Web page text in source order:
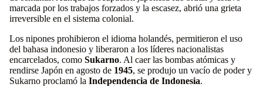
marcada por los trabajos forzados y la escasez, abrió una grieta
irreversible en el sistema colonial.
Los nipones prohibieron el idioma holandés, permitieron el uso
del bahasa indonesio y liberaron a los líderes nacionalistas
encarcelados, como Sukarno. Al caer las bombas atómicas y
rendirse Japón en agosto de 1945, se produjo un vacío de poder y
Sukarno proclamó la Independencia de Indonesia.